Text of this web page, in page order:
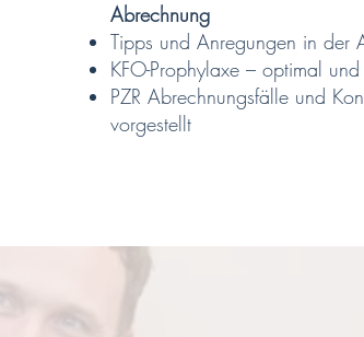
Abrechnung
Tipps und Anregungen in der
KFO-Prophylaxe – optimal
PZR Abrechnungsfälle und
vorgestellt